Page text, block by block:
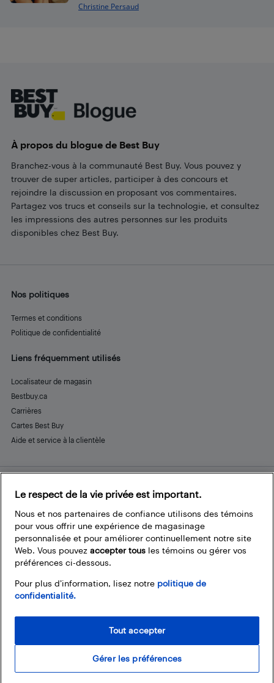
Christine Persaud
À propos du blogue de Best Buy
Branchez-vous à la communauté Best Buy. Vous pouvez y
trouver de super articles, participer à des concours et
rejoindre la discussion en proposant vos commentaires.
Partagez vos trucs et conseils sur la technologie, et consultez
les impressions des autres personnes sur les produits
disponibles chez Best Buy.
Nos politiques
Termes et conditions
Politique de confidentialité
Liens fréquemment utilisés
Localisateur de magasin
Bestbuy.ca
Carrières
Cartes Best Buy
Aide et service à la clientèle
Restez connecté
FacebookInstagram
PinterestLinkedInYouTube
Le respect de la vie privée est important.
Nous et nos partenaires de confiance utilisons des témoins
pour vous offrir une expérience de magasinage
personnalisée et pour améliorer continuellement notre site
Web. Vous pouvez accepter tous les témoins ou gérer vos
préférences ci-dessous.
Pour plus d’information, lisez notre politique de
confidentialité.
Gérer les préférences
Tout accepter